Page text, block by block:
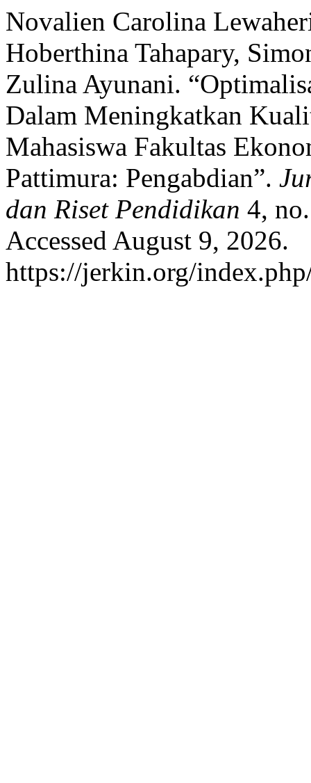
Novalien Carolina
Hoberthina Tahapary,
Zulina Ayunani.
Dalam Meningkatkan
Mahasiswa Fakultas
Pattimura: Pengabdian”.
dan Riset Pendidikan 4,
Accessed August 9, 2026.
https://jerkin.org/